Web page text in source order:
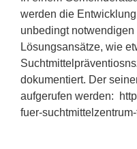
werden die
unbedingt
Lösungsansätze, wie
dokumentiert. Der
aufgerufen werden:
fuer-